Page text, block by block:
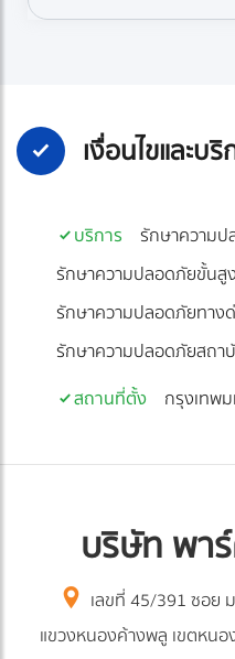
เงื่อนไขและบริ
บริการ
รักษาความป
รักษาความปลอดภัยขั้นสูง
รักษาความปลอดภัยทาง
รักษาความปลอดภัยสถา
สถานที่ตั้ง
กรุงเทพ
บริษัท พา
เลขที่ 45/391 ซอย
แขวงหนองค้างพลู เขตหน